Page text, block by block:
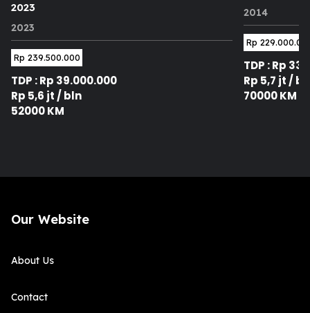
2023
2023
Rp 239.500.000
TDP : Rp 39.000.000
Rp 5,6 jt / bln
52000 KM
2014
Rp
TDP : Rp
Rp 5,7 jt /
70000 KM
Our Website
About Us
Contact